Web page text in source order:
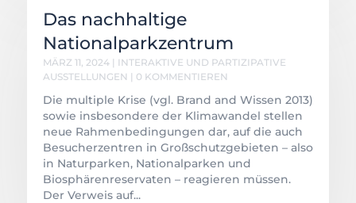
Das nachhaltige
Nationalparkzentrum
MÄRZ 11, 2024| INTERAKTIVE UND PARTIZIPATIVE
AUSSTELLUNGEN | 0 KOMMENTIEREN
Die multiple Krise (vgl. Brand and Wissen 2013)
sowie insbesondere der Klimawandel stellen
neue Rahmenbedingungen dar, auf die auch
Besucherzentren in Großschutzgebieten – also
in Naturparken, Nationalparken und
Biosphärenreservaten – reagieren müssen.
Der Verweis auf...